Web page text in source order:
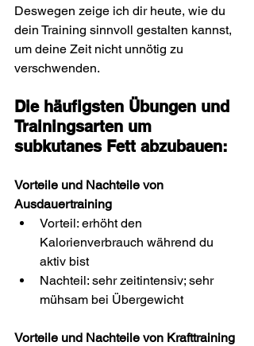
Deswegen zeige ich dir heute, wie du
dein Training sinnvoll gestalten kannst,
um deine Zeit nicht unnötig zu
verschwenden.
Die häufigsten Übungen und
Trainingsarten um
subkutanes Fett abzubauen:
Vorteile und Nachteile von
Ausdauertraining
Vorteil: erhöht den
Kalorienverbrauch während du
aktiv bist
Nachteil: sehr zeitintensiv; sehr
mühsam bei Übergewicht
Vorteile und Nachteile von Krafttraining